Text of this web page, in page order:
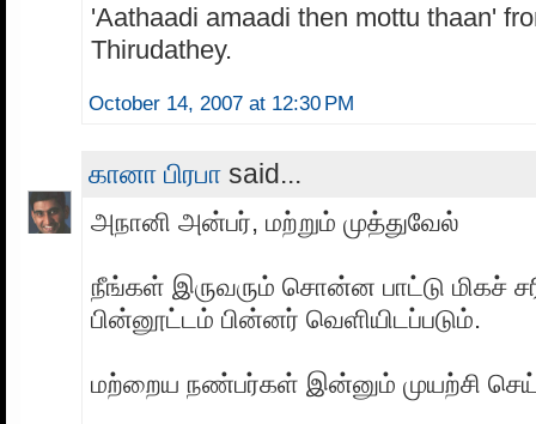
'Aathaadi amaadi then mottu thaan'
Thirudathey.
October 14, 2007 at 12:30 PM
கானா பிரபா said...
அநானி அன்பர், மற்றும் முத்துவேல்
நீங்கள் இருவரும் சொன்ன பாட்டு மிகச்
பின்னூட்டம் பின்னர் வெளியிடப்படும்.
மற்றைய நண்பர்கள் இன்னும் முயற்சி